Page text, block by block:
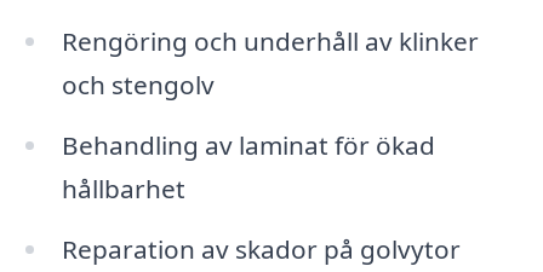
Rengöring och underhåll av klinker
och stengolv
Behandling av laminat för ökad
hållbarhet
Reparation av skador på golvytor